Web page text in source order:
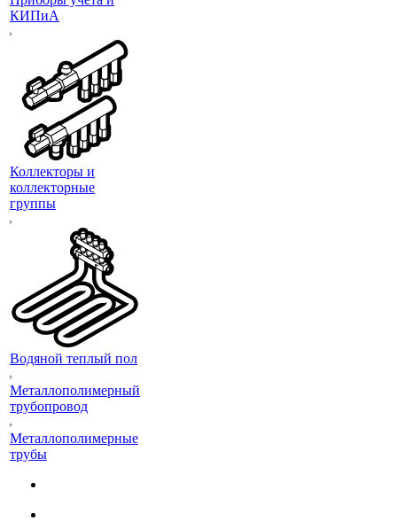
КИПиА
Коллекторы и
коллекторные
группы
Водяной теплый пол
Металлополимерный
трубопровод
Металлополимерные
трубы